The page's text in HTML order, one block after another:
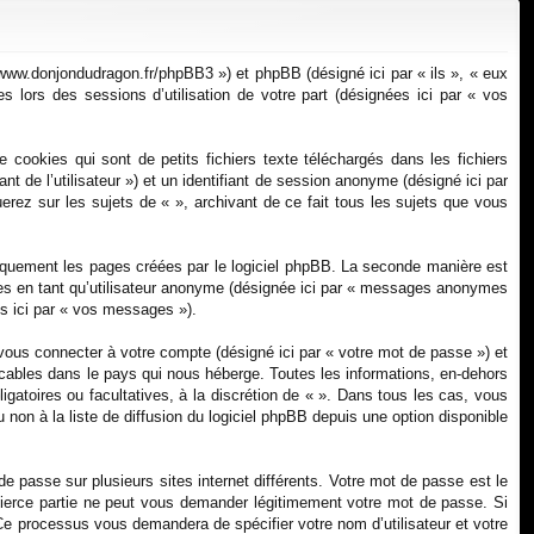
phpBB3 ») et phpBB (désigné ici par « ils », « eux
lors des sessions d’utilisation de votre part (désignées ici par « vos
cookies qui sont de petits fichiers texte téléchargés dans les fichiers
de l’utilisateur ») et un identifiant de session anonyme (désigné ici par
sur les sujets de « », archivant de ce fait tous les sujets que vous
les pages créées par le logiciel phpBB. La seconde manière est
tant qu’utilisateur anonyme (désignée ici par « messages anonymes
ici par « vos messages »).
connecter à votre compte (désigné ici par « votre mot de passe ») et
dans le pays qui nous héberge. Toutes les informations, en-dehors
ou facultatives, à la discrétion de « ». Dans tous les cas, vous
à la liste de diffusion du logiciel phpBB depuis une option disponible
passe sur plusieurs sites internet différents. Votre mot de passe est le
partie ne peut vous demander légitimement votre mot de passe. Si
vous demandera de spécifier votre nom d’utilisateur et votre